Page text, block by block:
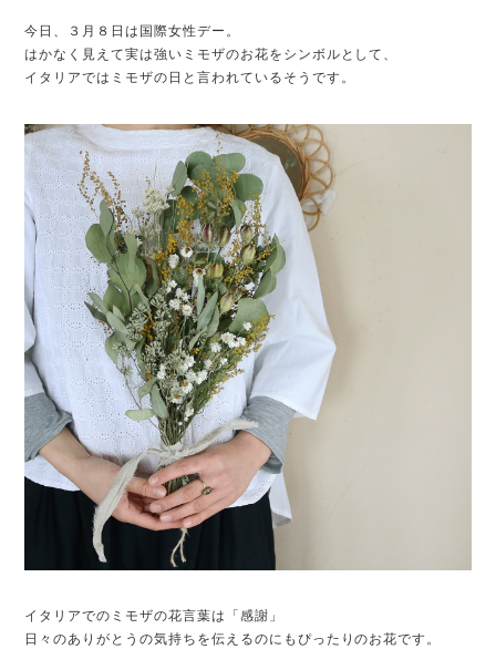
今日、３月８日は国際女性デー。
はかなく見えて実は強いミモザのお花をシンボルとして、
イタリアではミモザの日と言われているそうです。
イタリアでのミモザの花言葉は「感謝」
日々のありがとうの気持ちを伝えるのにもぴったりのお花です。